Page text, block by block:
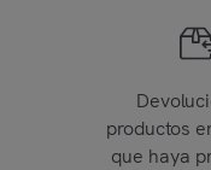
productos
que haya